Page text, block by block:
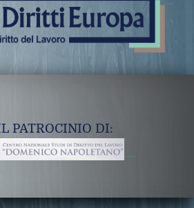
PATROCINIO DI: